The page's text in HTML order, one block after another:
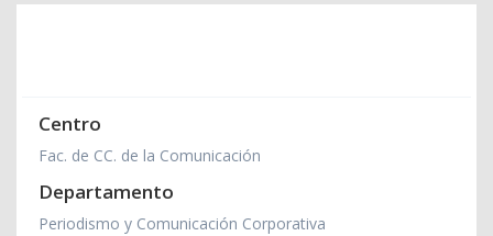
Centro
Fac. de CC. de la Comunicación
Departamento
Periodismo y Comunicación Corporativa